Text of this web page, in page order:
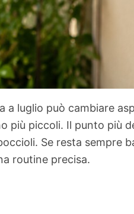
a luglio può cambiare
più piccoli. Il punto più
Se resta sempre
routine precisa.